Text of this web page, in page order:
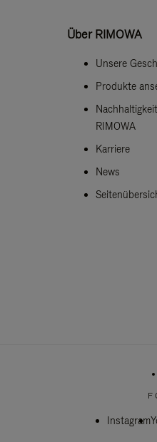
Über RIMOWA
Unsere
Produkte
RIMOWA
Karriere
News
Instagram